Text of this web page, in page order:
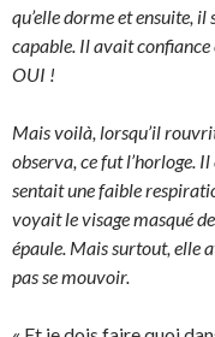
qu’elle dorme et ensuite, il
capable. Il avait confiance
OUI !
Mais voilà, lorsqu’il
observa, ce fut l’horloge.
sentait une faible
voyait le visage masqué
épaule. Mais surtout, elle
pas se mouvoir.